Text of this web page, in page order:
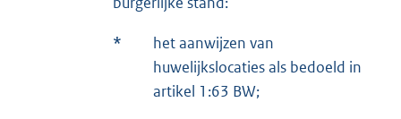
*
het aanwijzen van
huwelijkslocaties als bedoeld in
artikel 1:63 BW;